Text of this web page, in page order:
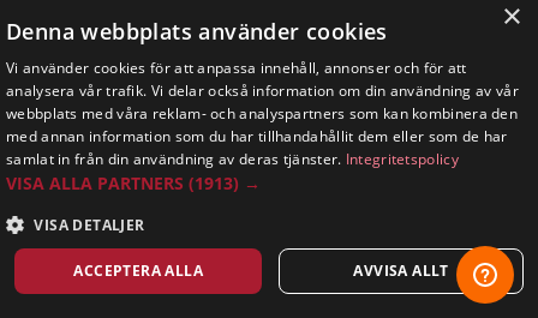
×
Denna webbplats använder cookies
Vi använder cookies för att anpassa innehåll, annonser och för att
analysera vår trafik. Vi delar också information om din användning av vår
webbplats med våra reklam- och analyspartners som kan kombinera den
med annan information som du har tillhandahållit dem eller som de har
samlat in från din användning av deras tjänster. Integritetspolicy
VISA ALLA PARTNERS (1913) →
VISA DETALJER
ACCEPTERA ALLA AVVISA ALLT